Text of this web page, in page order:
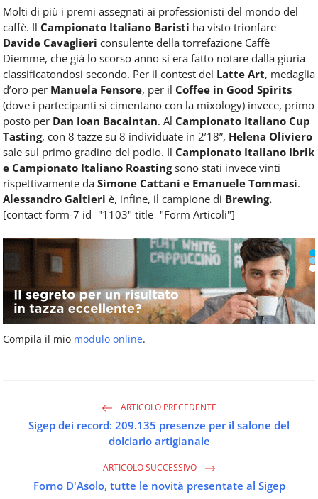
Molti di più i premi assegnati ai professionisti del mondo del
caffè. Il Campionato Italiano Baristi ha visto trionfare
Davide Cavaglieri consulente della torrefazione Caffè
Diemme, che già lo scorso anno si era fatto notare dalla giuria
classificatondosi secondo. Per il contest del Latte Art, medaglia
d’oro per Manuela Fensore, per il Coffee in Good Spirits
(dove i partecipanti si cimentano con la mixology) invece, primo
posto per Dan Ioan Bacaintan. Al Campionato Italiano Cup
Tasting, con 8 tazze su 8 individuate in 2’18”, Helena Oliviero
sale sul primo gradino del podio. Il Campionato Italiano Ibrik
e Campionato Italiano Roastingsono stati invece vinti
rispettivamente da Simone Cattani e Emanuele Tommasi.
Alessandro Galtieri è, infine, il campione di Brewing.
[contact-form-7 id="1103" title="Form Articoli"]
Compila il mio modulo online.
ARTICOLO PRECEDENTE
Sigep dei record: 209.135 presenze per il salone del
dolciario artigianale
ARTICOLO SUCCESSIVO
Forno D'Asolo, tutte le novità presentate al Sigep